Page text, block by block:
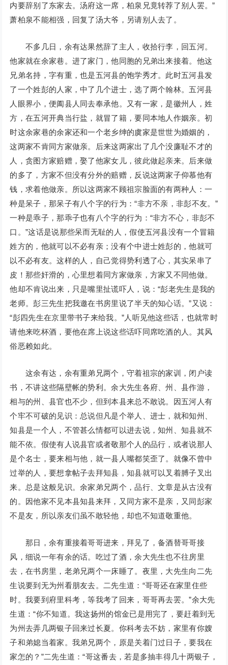
内要辞别了东家去。汤府这一席，柏泉兄竟转荐了别人罢。”
萧柏泉不能相强，回复了汤大爷，另请别人去了。
不多几日，余有达果然辞了主人，收拾行李，回五河。
他家就在余家巷。进了家门，他同胞的兄弟出来接着。他这
兄弟名持，字有重，也是五河县的饱学秀才。此时五河县发
了一个姓彭的人家，中了几个进士，选了两个翰林。五河县
人眼界小，便阖县人同去奉承他。又有一家，是徽州人，姓
方，在五河开典当行盐，就冒了籍，要同本地人作姻亲。初
时这余家巷的余家还和一个老乡绅的虞家是世世为婚姻的，
这两家不肯同方家做亲。后来这两家出了几个没廉耻不才的
人，贪图方家赔赠，娶了他家女儿，彼此做起亲来。后来做
的多了，方家不但没有分外的赔赠，反说这两家子仰慕他有
钱，求着他做亲。所以这两家不顾祖宗脸面的有两种人：一
种是呆子，那呆子有八个字的行为：“非方不亲，非彭不友。”
一种是乖子，那乖子也有八个字的行为：“非方不心，非彭不
口。”这话是说那些呆而无耻的人，假使五河县没有一个冒籍
姓方的，他就可以不必有亲；没有个中进士姓彭的，他就可
以不必有友。这样的人，自己觉得势利透了心，其实呆串了
皮！那些奸滑的，心里想着同方家做亲，方家又不同他做。
他却不肯说出来，只是嘴里扯谎吓人，说：“彭老先生是我的
老师。彭三先生把我邀在书房里说了半天的知心话。”又说：
“彭四先生在京里带书子来给我。”人听见他这些话，也就常时
请他来吃杯酒，要他在席上说这些话吓同席吃酒的人。其风
俗恶赖如此。
这余有达，余有重弟兄两个，守着祖宗的家训，闭户读
书，不讲这些隔壁帐的势利。余大先生各府、州、县作游，
相与的州、县官也不少，但到本县来总不敢说。因五河人有
个牢不可破的见识：总说但凡是个举人、进士，就和知州、
知县是一个人，不管甚么情都可以进去说，知州、知县就不
能不依。假使有人说县官或者敬那个人的品行，或者说那人
是个名士，要来相与他，就一县人嘴都笑歪了。就像不曾中
过举的人，要想拿帖子去拜知县，知县就可以叉着膊子叉出
来。总是这般见识。余家弟兄两个，品行、文章是从古没有
的。因他家不见本县知县来拜，又同方家不是亲，又同彭家
不是友，所以亲友们虽不敢轻他，却也不知道敬重他。
那日，余有重接着哥哥进来，拜见了，备酒替哥哥接
风，细说一年有余的话。吃过了酒，余大先生也不往房里
去，在书房里，老弟兄两个一床睡了。夜里，大先生向二先
生说要到无为州看朋友去。二先生道：“哥哥还在家里住些
时。我要到府里科考，等我考了回来，哥哥再去罢。”余大先
生道：“你不知道。我这扬州的馆金已是用完了，要赶着到无
为州去弄几两银子回来过长夏。你科考去不妨，家里有你嫂
子和弟媳当着家。我弟兄两个，原是关着门过日子，要我在
家怎的？”二先生道：“哥这番去，若是多抽丰得几十两银子，